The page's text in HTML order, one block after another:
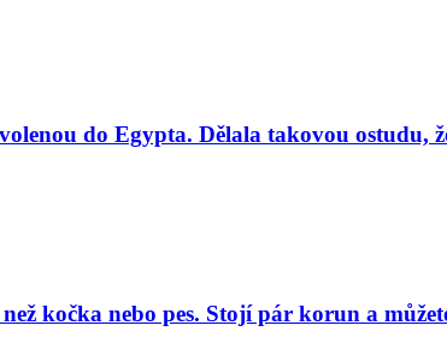
do Egypta. Dělala takovou ostudu,
kočka nebo pes. Stojí pár korun a